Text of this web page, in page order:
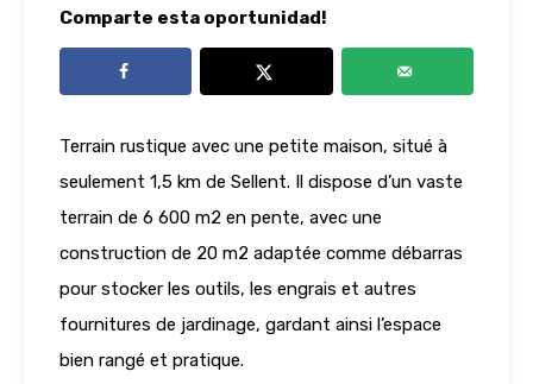
Comparte esta oportunidad!
Terrain rustique avec une petite maison, situé à
seulement 1,5 km de Sellent. Il dispose d’un vaste
terrain de 6 600 m2 en pente, avec une
construction de 20 m2 adaptée comme débarras
pour stocker les outils, les engrais et autres
fournitures de jardinage, gardant ainsi l’espace
bien rangé et pratique.